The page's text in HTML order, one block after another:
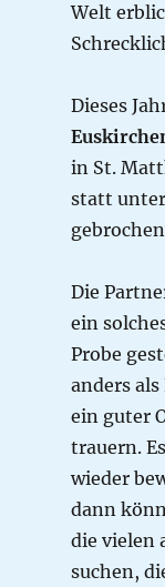
Welt
Dieses
in St.
statt
Die
ein
Probe
anders
ein guter
trauern.
wieder
dann
die vielen
suchen,